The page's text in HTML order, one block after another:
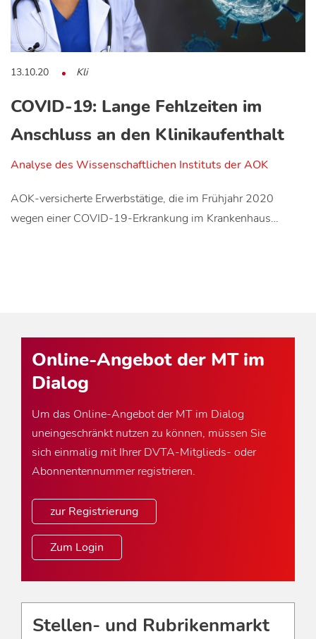
13.10.20 Kli
COVID-19: Lange Fehlzeiten im
Anschluss an den Klinikaufenthalt
Analyse des Wissenschaftlichen Instituts der AOK
AOK-versicherte Erwerbstätige, die im Frühjahr 2020
wegen einer COVID-19-Erkrankung im Krankenhaus…
Online-Angebot der MT im
Dialog
Um das Online-Angebot der MT im Dialog
uneingeschränkt nutzen zu können, müssen Sie
sich einmalig mit Ihrer DVTA-Mitglieds- oder
Abonnentennummer registrieren.
zur Registrierung
Zum Login
Stellen- und Rubrikenmarkt